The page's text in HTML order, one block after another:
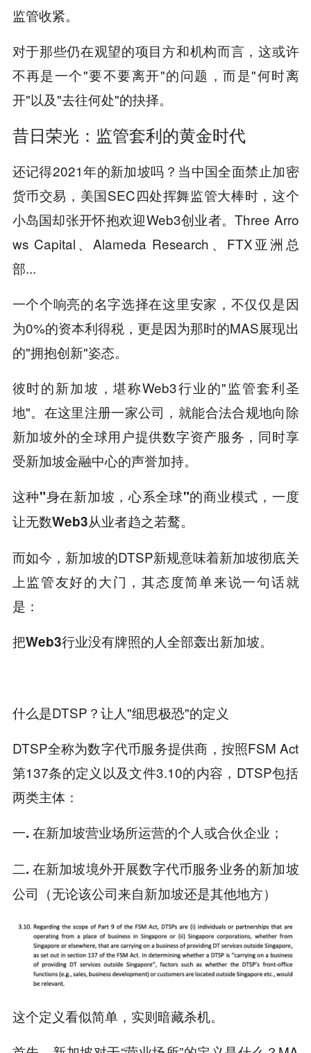
监管收紧。
对于那些仍在观望的项目方和机构而言，这或许
不再是一个"要不要离开"的问题，而是"何时离
开"以及"去往何处"的抉择。
昔日荣光：监管套利的黄金时代
还记得2021年的新加坡吗？当中国全面禁止加密
货币交易，美国SEC四处挥舞监管大棒时，这个
小岛国却张开怀抱欢迎Web3创业者。Three Arro
ws Capital、Alameda Research、FTX亚洲总
部...
一个个响亮的名字选择在这里安家，不仅仅是因
为0%的资本利得税，更是因为那时的MAS展现出
的"拥抱创新"姿态。
彼时的新加坡，堪称Web3行业的"监管套利圣
地"。在这里注册一家公司，就能合法合规地向除
新加坡外的全球用户提供数字资产服务，同时享
受新加坡金融中心的声誉加持。
这种"身在新加坡，心系全球"的商业模式，一度
让无数Web3从业者趋之若鹜。
而如今，新加坡的DTSP新规意味着新加坡彻底关
上监管友好的大门，其态度简单来说一句话就
是：
把Web3行业没有牌照的人全部轰出新加坡。
什么是DTSP？让人"细思极恐"的定义
DTSP全称为数字代币服务提供商，按照FSM Act
第137条的定义以及文件3.10的内容，DTSP包括
两类主体：
一. 在新加坡营业场所运营的个人或合伙企业；
二. 在新加坡境外开展数字代币服务业务的新加坡
公司（无论该公司来自新加坡还是其他地方）
这个定义看似简单，实则暗藏杀机。